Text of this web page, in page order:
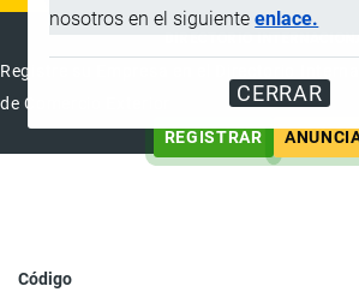
nosotros en el siguienteenlace.
CERRAR
Registre su Empresa en el Directorio
de Comercio Exterior
REGISTRAR
Código